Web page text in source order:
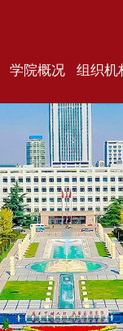
学院概况 组织机